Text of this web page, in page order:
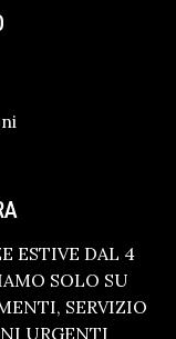
ESTIVE DAL 4
SOLO SU
SERVIZIO
URGENTI